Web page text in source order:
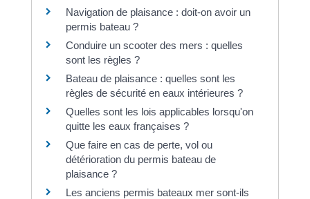
Navigation de plaisance : doit-on avoir un
permis bateau ?
Conduire un scooter des mers : quelles
sont les règles ?
Bateau de plaisance : quelles sont les
règles de sécurité en eaux intérieures ?
Quelles sont les lois applicables lorsqu'on
quitte les eaux françaises ?
Que faire en cas de perte, vol ou
détérioration du permis bateau de
plaisance ?
Les anciens permis bateaux mer sont-ils